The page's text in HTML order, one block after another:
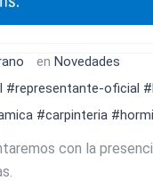
en Novedades
#representante-oficial
#carpinteria
con la